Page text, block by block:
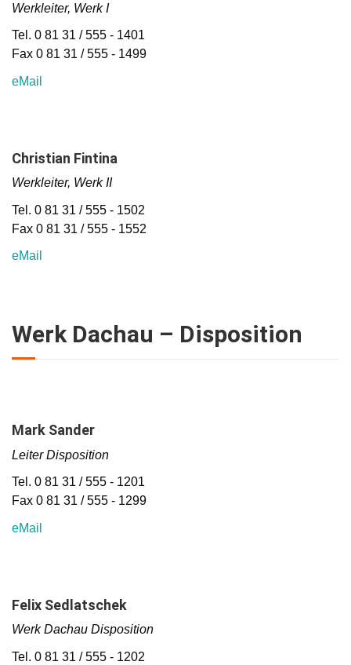
Werkleiter, Werk I
Tel. 0 81 31 / 555 - 1401
Fax 0 81 31 / 555 - 1499
eMail
Christian Fintina
Werkleiter, Werk II
Tel. 0 81 31 / 555 - 1502
Fax 0 81 31 / 555 - 1552
eMail
Werk Dachau – Disposition
Mark Sander
Leiter Disposition
Tel. 0 81 31 / 555 - 1201
Fax 0 81 31 / 555 - 1299
eMail
Felix Sedlatschek
Werk Dachau Disposition
Tel. 0 81 31 / 555 - 1202